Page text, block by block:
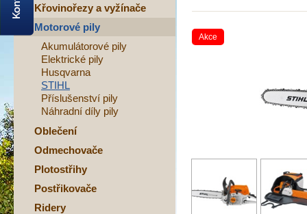
Křovinořezy a vyžínače
Motorové pily
Akumulátorové pily
Elektrické pily
Husqvarna
STIHL
Příslušenství pily
Náhradní díly pily
Oblečení
Odmechovače
Plotostřihy
Postřikovače
Ridery
Akce